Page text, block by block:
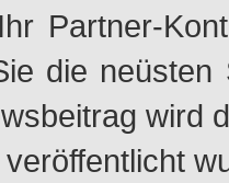
Partner-
die
wird